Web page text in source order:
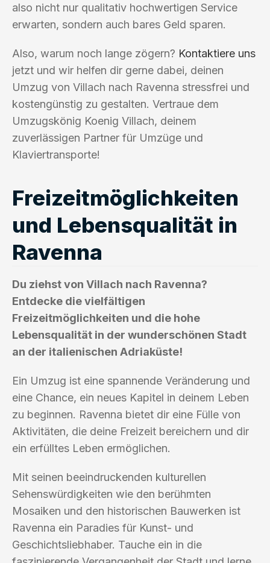
also nicht nur qualitativ hochwertigen Service
erwarten, sondern auch bares Geld sparen.
Also, warum noch lange zögern? Kontaktiere uns
jetzt und wir helfen dir gerne dabei, deinen
Umzug von Villach nach Ravenna stressfrei und
kostengünstig zu gestalten. Vertraue dem
Umzugskönig Koenig Villach, deinem
zuverlässigen Partner für Umzüge und
Klaviertransporte!
Freizeitmöglichkeiten
und Lebensqualität in
Ravenna
Du ziehst von Villach nach Ravenna?
Entdecke die vielfältigen
Freizeitmöglichkeiten und die hohe
Lebensqualität in der wunderschönen Stadt
an der italienischen Adriaküste!
Ein Umzug ist eine spannende Veränderung und
eine Chance, ein neues Kapitel in deinem Leben
zu beginnen. Ravenna bietet dir eine Fülle von
Aktivitäten, die deine Freizeit bereichern und dir
ein erfülltes Leben ermöglichen.
Mit seinen beeindruckenden kulturellen
Sehenswürdigkeiten wie den berühmten
Mosaiken und den historischen Bauwerken ist
Ravenna ein Paradies für Kunst- und
Geschichtsliebhaber. Tauche ein in die